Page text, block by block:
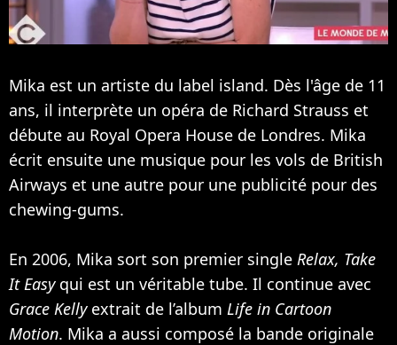
Mika est un artiste du label island. Dès l'âge de 11
ans, il interprète un opéra de Richard Strauss et
débute au Royal Opera House de Londres. Mika
écrit ensuite une musique pour les vols de British
Airways et une autre pour une publicité pour des
chewing-gums.
En 2006, Mika sort son premier single Relax, Take
It Easyqui est un véritable tube. Il continue avec
Grace Kellyextrait de l’album Life in Cartoon
Motion. Mika a aussi composé la bande originale